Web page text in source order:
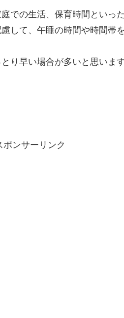
での生活、保育時間といっ
して、午睡の時間や時間帯を
り早い場合が多いと思いま
ポンサーリンク